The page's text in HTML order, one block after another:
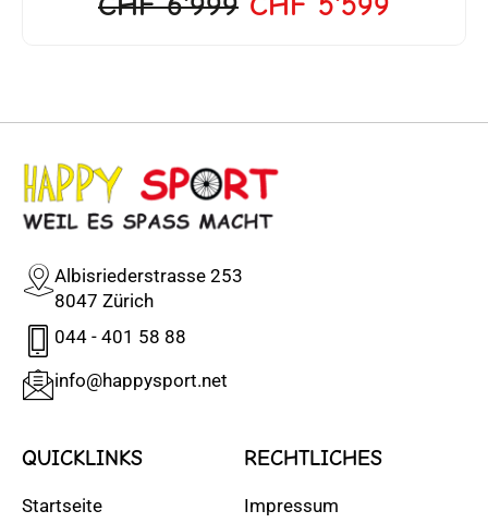
Albisriederstrasse 253
8047 Zürich
044 - 401 58 88
info@happysport.net
QUICKLINKS
Startseite
RECHTLICHES
Impressum